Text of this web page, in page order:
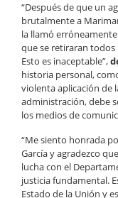
“Después de que un
brutalmente a
la llamó
que se retiraran
Esto es inaceptable”,
historia personal,
violenta aplicación de
administración, debe
los medios de
“Me siento honrada
García y agradezco
lucha con el
justicia fundamental.
Estado de la Unión y